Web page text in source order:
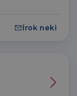
Írok neki